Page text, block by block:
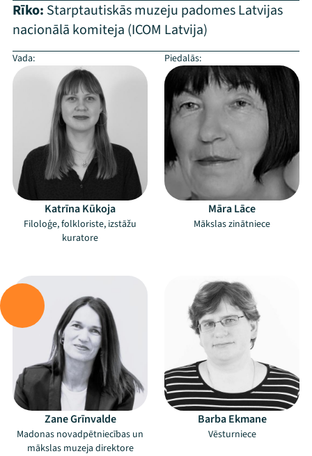
Rīko: Starptautiskās muzeju padomes Latvijas
nacionālā komiteja (ICOM Latvija)
Vada:
Katrīna Kūkoja
Filoloģe, folkloriste, izstāžu
kuratore
Piedalās:
Māra Lāce
Mākslas zinātniece
Zane Grīnvalde
Madonas novadpētniecības un
mākslas muzeja direktore
Barba Ekmane
Vēsturniece